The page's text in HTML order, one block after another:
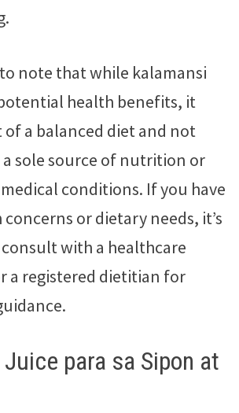
note that while kalamansi
health benefits, it
a balanced diet and not
a sole source of nutrition or
conditions. If you have
or dietary needs, it’s
with a healthcare
a registered dietitian for
para sa Sipon at